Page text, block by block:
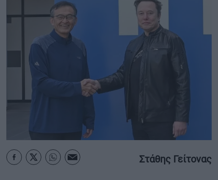
ΟΙΚΟΝΟΜΙΑ - ΕΠΙΧΕΙΡΗΣΕΙΣ
MY PROPERTY
ΚΑΡΑΜΠΟΛΕΣ
ΟΡΟΙ ΧΡΗΣΗΣ
ΕΠΙΚΟΙΝΩΝΙΑ
ΤΑΥΤΟΤΗΤΑ
Στάθης Γείτονας